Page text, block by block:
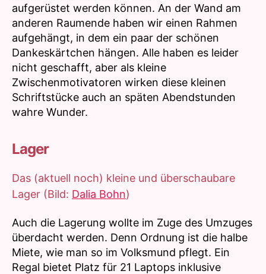
aufgerüstet werden können. An der Wand am
anderen Raumende haben wir einen Rahmen
aufgehängt, in dem ein paar der schönen
Dankeskärtchen hängen. Alle haben es leider
nicht geschafft, aber als kleine
Zwischenmotivatoren wirken diese kleinen
Schriftstücke auch an späten Abendstunden
wahre Wunder.
Lager
Das (aktuell noch) kleine und überschaubare
Lager (Bild: Dalia Bohn)
Auch die Lagerung wollte im Zuge des Umzuges
überdacht werden. Denn Ordnung ist die halbe
Miete, wie man so im Volksmund pflegt. Ein
Regal bietet Platz für 21 Laptops inklusive